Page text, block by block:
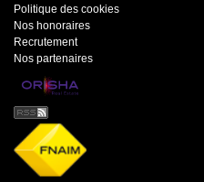
Politique des cookies
Nos honoraires
Recrutement
Nos partenaires